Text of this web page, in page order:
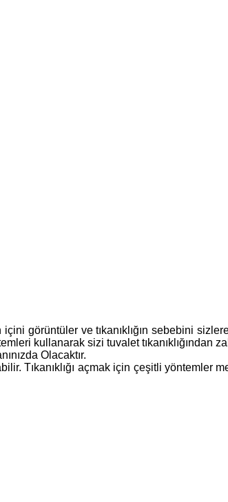
içini görüntüler ve tıkanıklığın sebebini
kullanarak sizi tuvalet tıkanıklığından
Olacaktır.
Tıkanıklığı açmak için çeşitli